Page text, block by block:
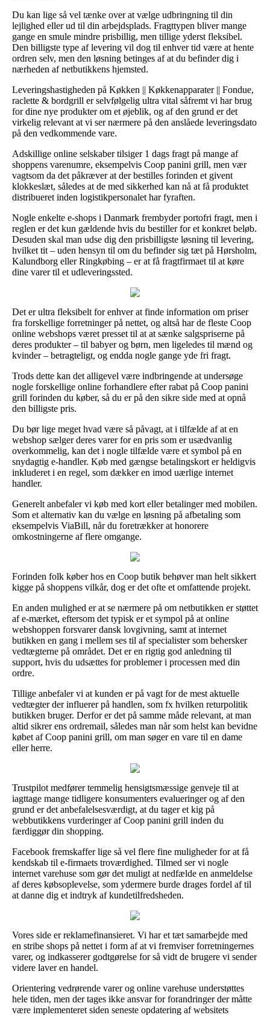
Du kan lige så vel tænke over at vælge udbringning til din
lejlighed eller ud til din arbejdsplads. Fragttypen bliver mange
gange en smule mindre prisbillig, men tillige yderst fleksibel.
Den billigste type af levering vil dog til enhver tid være at hente
ordren selv, men den løsning betinges af at du befinder dig i
nærheden af netbutikkens hjemsted.
Leveringshastigheden på Køkken || Køkkenapparater || Fondue,
raclette & bordgrill er selvfølgelig ultra vital såfremt vi har brug
for dine nye produkter om et øjeblik, og af den grund er det
virkelig relevant at vi ser nærmere på den anslåede leveringsdato
på den vedkommende vare.
Adskillige online selskaber tilsiger 1 dags fragt på mange af
shoppens varenumre, eksempelvis Coop panini grill, men vær
vagtsom da det påkræver at der bestilles forinden et givent
klokkeslæt, således at de med sikkerhed kan nå at få produktet
distribueret inden logistikpersonalet har fyraften.
Nogle enkelte e-shops i Danmark frembyder portofri fragt, men i
reglen er det kun gældende hvis du bestiller for et konkret beløb.
Desuden skal man udse dig den prisbilligste løsning til levering,
hvilket tit – uden hensyn til om du befinder sig tæt på Hørsholm,
Kalundborg eller Ringkøbing – er at få fragtfirmaet til at køre
dine varer til et udleveringssted.
Det er ultra fleksibelt for enhver at finde information om priser
fra forskellige forretninger på nettet, og altså har de fleste Coop
online webshops været presset til at at sænke salgspriserne på
deres produkter – til babyer og børn, men ligeledes til mænd og
kvinder – betragteligt, og endda nogle gange yde fri fragt.
Trods dette kan det alligevel være indbringende at undersøge
nogle forskellige online forhandlere efter rabat på Coop panini
grill forinden du køber, så du er på den sikre side med at opnå
den billigste pris.
Du bør lige meget hvad være så påvagt, at i tilfælde af at en
webshop sælger deres varer for en pris som er usædvanlig
overkommelig, kan det i nogle tilfælde være et symbol på en
snydagtig e-handler. Køb med gængse betalingskort er heldigvis
inkluderet i en regel, som dækker en imod uærlige internet
handler.
Generelt anbefaler vi køb med kort eller betalinger med mobilen.
Som et alternativ kan du vælge en løsning på afbetaling som
eksempelvis ViaBill, når du foretrækker at honorere
omkostningerne af flere omgange.
Forinden folk køber hos en Coop butik behøver man helt sikkert
kigge på shoppens vilkår, dog er det ofte et omfattende projekt.
En anden mulighed er at se nærmere på om netbutikken er støttet
af e-mærket, eftersom det typisk er et sympol på at online
webshoppen forsvarer dansk lovgivning, samt at internet
butikken en gang i mellem ses til af specialister som behersker
vedtægterne på området. Det er en rigtig god anledning til
support, hvis du udsættes for problemer i processen med din
ordre.
Tillige anbefaler vi at kunden er på vagt for de mest aktuelle
vedtægter der influerer på handlen, som fx hvilken returpolitik
butikken bruger. Derfor er det på samme måde relevant, at man
altid sikrer ens ordremail, således man når som helst kan bevidne
købet af Coop panini grill, om man søger en vare til en dame
eller herre.
Trustpilot medfører temmelig hensigtsmæssige genveje til at
iagttage mange tidligere konsumenters evalueringer og af den
grund er det anbefalelsesværdigt, at du tager et kig på
webbutikkens vurderinger af Coop panini grill inden du
færdiggør din shopping.
Facebook fremskaffer lige så vel flere fine muligheder for at få
kendskab til e-firmaets troværdighed. Tilmed ser vi nogle
internet varehuse som gør det muligt at nedfælde en anmeldelse
af deres købsoplevelse, som ydermere burde drages fordel af til
at danne dig et indtryk af kundetilfredsheden.
Vores side er reklamefinansieret. Vi har et tæt samarbejde med
en stribe shops på nettet i form af at vi fremviser forretningernes
varer, og indkasserer godtgørelse for så vidt de brugere vi sender
videre laver en handel.
Orientering vedrørende varer og online varehuse understøttes
hele tiden, men der tages ikke ansvar for forandringer der måtte
være implementeret siden seneste opdatering af websitets